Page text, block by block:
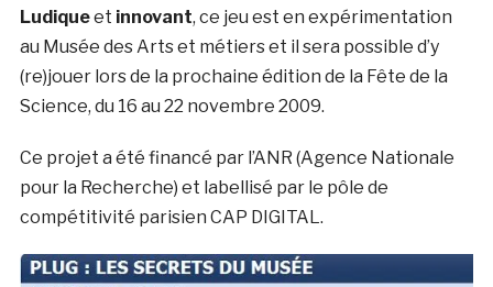
Ludiqueet innovant, ce jeu est en expérimentation
au Musée des Arts et métiers et il sera possible d’y
(re)jouer lors de la prochaine édition de la Fête de la
Science, du 16 au 22 novembre 2009.
Ce projet a été financé par l’ANR (Agence Nationale
pour la Recherche) et labellisé par le pôle de
compétitivité parisien CAP DIGITAL.